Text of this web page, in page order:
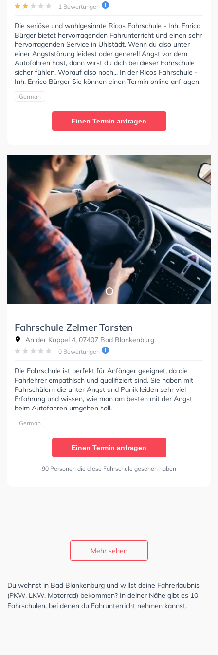
1 Bewertungen
Die seriöse und wohlgesinnte Ricos Fahrschule - Inh. Enrico
Bürger bietet hervorragenden Fahrunterricht und einen sehr
hervorragenden Service in Uhlstädt. Wenn du also unter
einer Angststörung leidest oder generell Angst vor dem
Autofahren hast, dann wirst du dich bei dieser Fahrschule
sicher fühlen. Worauf also noch... In der Ricos Fahrschule -
Inh. Enrico Bürger Sie können einen Termin online anfragen.
German
Einen Termin anfragen
Fahrschule Zelmer Torsten
An der Koppel 4, 07407 Bad Blankenburg
0 Bewertungen
Die Fahrschule ist perfekt für Anfänger geeignet, da die
Fahrlehrer empathisch und qualifiziert sind. Sie haben mit
Fahrschülern die unter Angst und Panik leiden sehr viel
Erfahrung und wissen, wie man am besten mit der Angst
beim Autofahren umgehen soll.
German
Einen Termin anfragen
90 Personen die diese Fahrschule gesehen haben
Mehr sehen
Du wohnst in Bad Blankenburg und willst deine Fahrerlaubnis
(PKW, LKW, Motorrad) bekommen? In deiner Nähe gibt es 10
Fahrschulen, bei denen du Fahrunterricht nehmen kannst.